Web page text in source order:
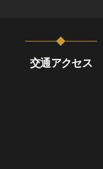
交通アクセス